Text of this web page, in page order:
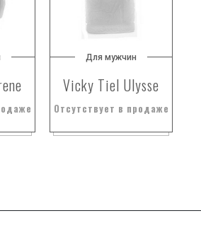
Для мужчин
Vicky Tiel Ulysse
Отсутствует в продаже